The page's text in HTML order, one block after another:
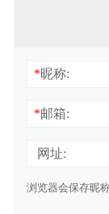
*昵称:
*邮箱:
网址:
浏览器会保存昵